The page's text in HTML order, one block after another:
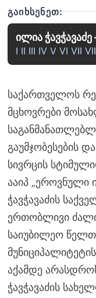
ᲒᲐᲘᲮᲡᲔᲜᲔᲗ:
ილია ჭავჭავაძე
I II III IV V VI VII
საქართველოს
მცხოვრები
გაუმჯობესების
სივრცის
ააიპ „ეროვნული
ჭავჭავაძის
ერთობლივი
საიუბილეო
აქამდე
ჭავჭავაძის